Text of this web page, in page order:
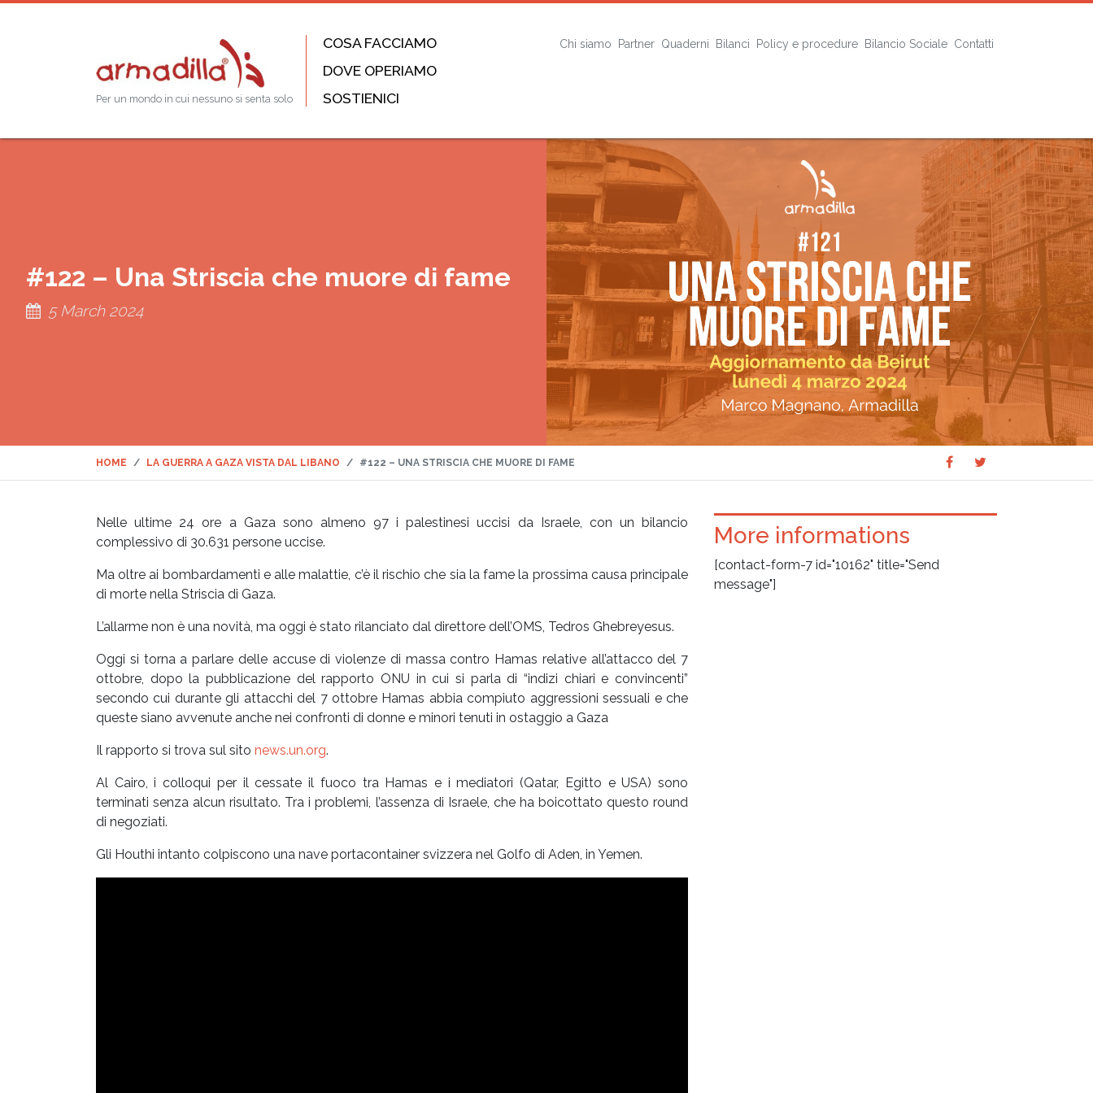
Per un mondo in cui nessuno si senta solo
COSA FACCIAMO
DOVE OPERIAMO
SOSTIENICI
Chi siamo Partner Quaderni Bilanci Policy e procedure Bilancio Sociale Contatti
#122 – Una Striscia che muore di fame
5 March 2024
HOME LA GUERRA A GAZA VISTA DAL LIBANO #122 – UNA STRISCIA CHE MUORE DI FAME
Share
on
on
Nelle ultime 24 ore a Gaza sono almeno 97 i palestinesi uccisi da Israele, con un bilancio
complessivo di 30.631 persone uccise.
Ma oltre ai bombardamenti e alle malattie, c’è il rischio che sia la fame la prossima causa principale
di morte nella Striscia di Gaza.
L’allarme non è una novità, ma oggi è stato rilanciato dal direttore dell’OMS, Tedros Ghebreyesus.
Oggi si torna a parlare delle accuse di violenze di massa contro Hamas relative all’attacco del 7
ottobre, dopo la pubblicazione del rapporto ONU in cui si parla di “indizi chiari e convincenti”
secondo cui durante gli attacchi del 7 ottobre Hamas abbia compiuto aggressioni sessuali e che
queste siano avvenute anche nei confronti di donne e minori tenuti in ostaggio a Gaza
Il rapporto si trova sul sito news.un.org.
Al Cairo, i colloqui per il cessate il fuoco tra Hamas e i mediatori (Qatar, Egitto e USA) sono
terminati senza alcun risultato. Tra i problemi, l’assenza di Israele, che ha boicottato questo round
di negoziati.
Gli Houthi intanto colpiscono una nave portacontainer svizzera nel Golfo di Aden, in Yemen.
More informations
[contact-form-7 id="10162" title="Send
message"]